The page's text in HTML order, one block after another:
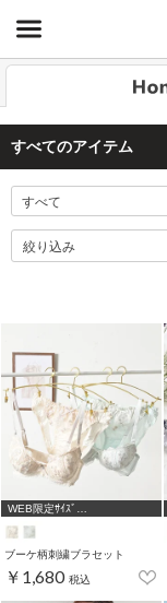
すべてのアイテム
絞り込み
WEB限定ｻｲｽﾞ
ブーケ柄刺繍ブラセット
￥1,680 税込